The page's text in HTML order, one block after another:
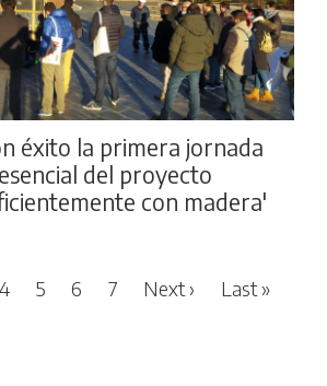
éxito la primera jornada
del proyecto
con madera'
4 5 6 7 Next ›Next page
Last »Last